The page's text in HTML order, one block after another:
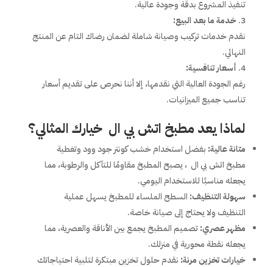
تنفيذ المشروع بدقة وجودة عالية.
خدمة ما بعد البيع:
نقدم خدمات تركيب وصيانة شاملة لضمان رضاك التام عن المنتج
النهائي.
أسعار تنافسية:
رغم الجودة العالية التي نقدمها، إلا أننا نحرص على تقديم أسعار
تناسب جميع الميزانيات.
لماذا يعد مطبخ اتش بي ال خيارك المثالي؟
متانة عالية: بفضل استخدام خشب كونتر جود وود وتغطية
مطبخ اتش بي ال ، يصبح المطبخ مقاومًا للتآكل والرطوبة، مما
يجعله مناسبًا للاستخدام اليومي.
سهولة التنظيف: السطح الملساء للمطبخ يسهل عملية
التنظيف ولا يحتاج إلى صيانة خاصة.
مظهر عصري:تصميم المطبخ يجمع بين الأناقة والعصرية، مما
يجعله نقطة محورية في منزلك.
خيارات تخزين مرنة: نقدم حلول تخزين مبتكرة لتلبية احتياجاتك